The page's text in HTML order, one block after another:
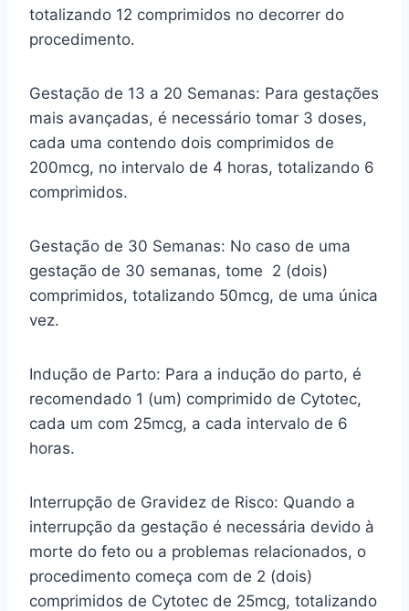
totalizando 12 comprimidos no decorrer do
procedimento.
Gestação de 13 a 20 Semanas: Para gestações
mais avançadas, é necessário tomar 3 doses,
cada uma contendo dois comprimidos de
200mcg, no intervalo de 4 horas, totalizando 6
comprimidos.
Gestação de 30 Semanas: No caso de uma
gestação de 30 semanas, tome 2 (dois)
comprimidos, totalizando 50mcg, de uma única
vez.
Indução de Parto: Para a indução do parto, é
recomendado 1 (um) comprimido de Cytotec,
cada um com 25mcg, a cada intervalo de 6
horas.
Interrupção de Gravidez de Risco: Quando a
interrupção da gestação é necessária devido à
morte do feto ou a problemas relacionados, o
procedimento começa com de 2 (dois)
comprimidos de Cytotec de 25mcg, totalizando